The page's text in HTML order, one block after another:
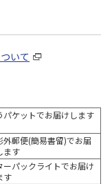
いて
パケットでお届けします
外郵便(簡易書留)でお届
ます
ーパックライトでお届け
す